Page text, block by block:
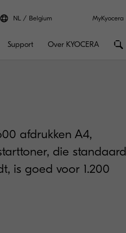
NL Belgium MyKyocera
Support Over KYOCERA
afdrukken A4,
die standaard
is goed voor 1.200